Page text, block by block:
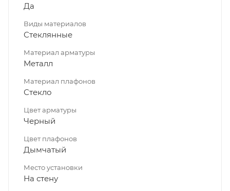
Да
Виды материалов
Стеклянные
Материал арматуры
Металл
Материал плафонов
Стекло
Цвет арматуры
Черный
Цвет плафонов
Дымчатый
Место установки
На стену